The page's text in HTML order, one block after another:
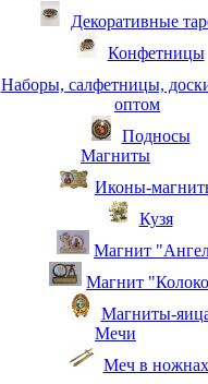
Декоративные
Конфетницы
Наборы, салфетницы,
оптом
Подносы
Магниты
Иконы-
Кузя
Магнит
Магнит
Магниты-
Мечи
Меч в ножнах